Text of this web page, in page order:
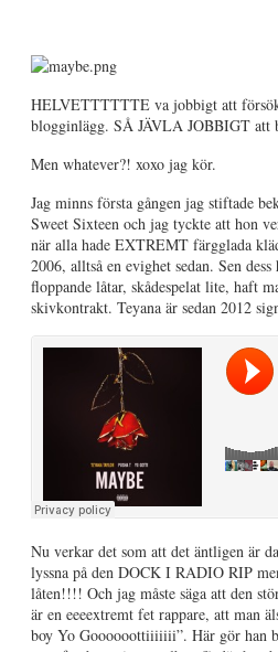
HELVETTTTTTE va jobbigt att
blogginlägg. SÅ JÄVLA JOBBIGT att
Men whatever?! xoxo jag kör.
Jag minns första gången jag stiftade
Sweet Sixteen och jag tyckte att hon
när alla hade EXTREMT färgglada
2006, alltså en evighet sedan. Sen
floppande låtar, skådespelat lite, haft
skivkontrakt. Teyana är sedan 2012
Nu verkar det som att det äntligen är
lyssna på den DOCK I RADIO RIP
låten!!!! Och jag måste säga att den
är en eeeextremt fet rappare, att man
boy Yo Goooooottiiiiiii”. Här gör han